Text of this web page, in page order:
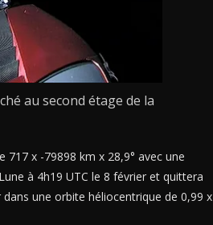
au second étage de la
717 x -79898 km x 28,9° avec une
à 4h19 UTC le 8 février et quittera
une orbite héliocentrique de 0,99 x